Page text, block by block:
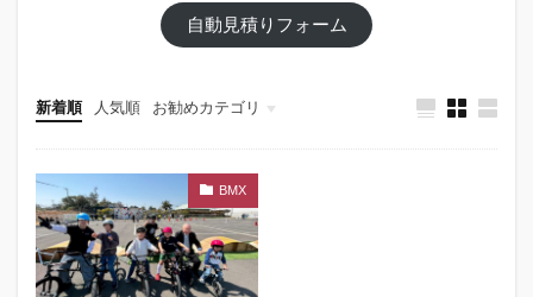
自動見積りフォーム
新着順 人気順 お勧めカテゴリ
メニューパネル用
会場種別
使用コンテンツ
BMX